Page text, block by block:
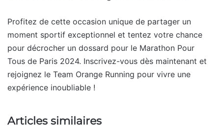
Profitez de cette occasion unique de partager un
moment sportif exceptionnel et tentez votre chance
pour décrocher un dossard pour le Marathon Pour
Tous de Paris 2024. Inscrivez-vous dès maintenant et
rejoignez le Team Orange Running pour vivre une
expérience inoubliable !
Articles similaires